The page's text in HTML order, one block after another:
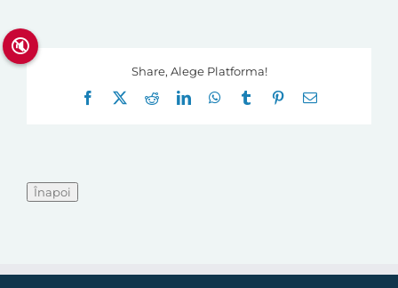
Share, Alege Platforma!
Facebook
RedditLinkedInWhatsApp
Tumblr Pinterest
E-
🔇